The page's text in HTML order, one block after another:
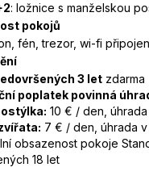
: ložnice s manželskou
pokojů
fén, trezor, wi-fi
3 let
poplatek povinná
10 € / den,
7 € / den, úhrada v
obsazenost pokoje
18 let